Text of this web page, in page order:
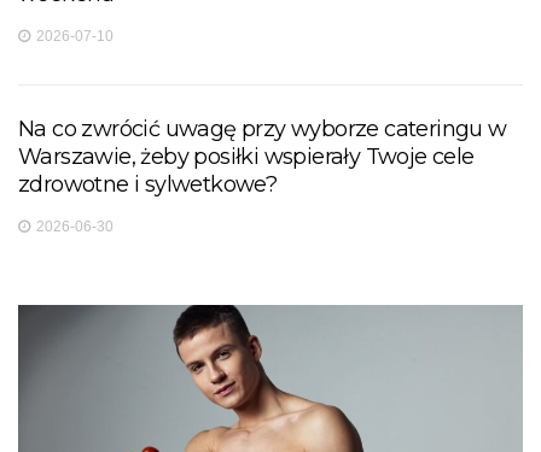
2026-07-10
Na co zwrócić uwagę przy wyborze cateringu w
Warszawie, żeby posiłki wspierały Twoje cele
zdrowotne i sylwetkowe?
2026-06-30